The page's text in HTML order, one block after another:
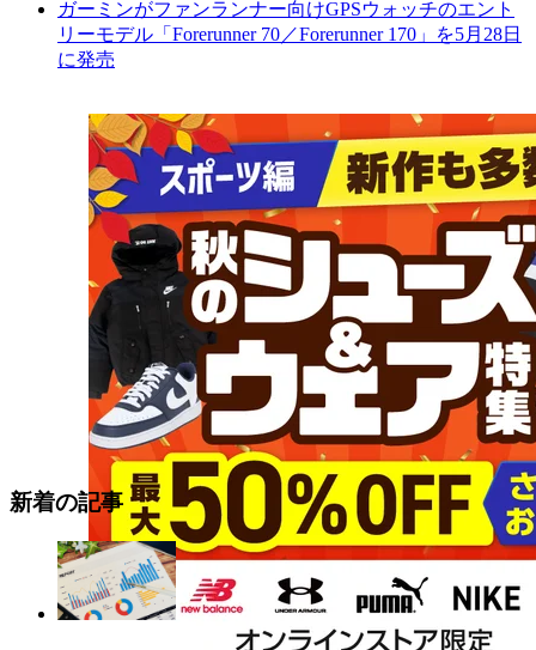
ガーミンがファンランナー向けGPSウォッチのエント
リーモデル「Forerunner 70／Forerunner 170」を5月28日
に発売
新着の記事